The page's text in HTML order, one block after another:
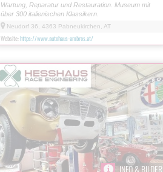
Wartung, Reparatur und Restauration. Museum mit
über 300 italienischen Klassikern.
Neudorf 36, 4363 Pabneukirchen, AT
Website:https://www.autohaus-ambros.at/
INFO & BILDER